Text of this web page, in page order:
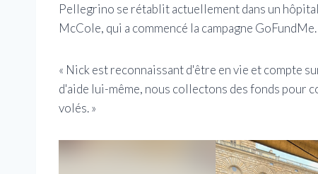
Pellegrino se rétablit actuellement dans un
McCole, qui a commencé la campagne GoFundMe.
« Nick est reconnaissant d'être en vie et compte
d'aide lui-même, nous collectons des fonds pour
volés. »